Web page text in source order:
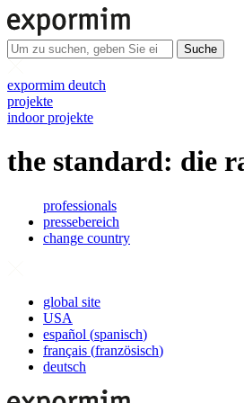
Suche
expormim deutch
projekte
indoor projekte
the standard: die
professionals
pressebereich
change country
global site
USA
español (spanisch)
français (französisch)
deutsch